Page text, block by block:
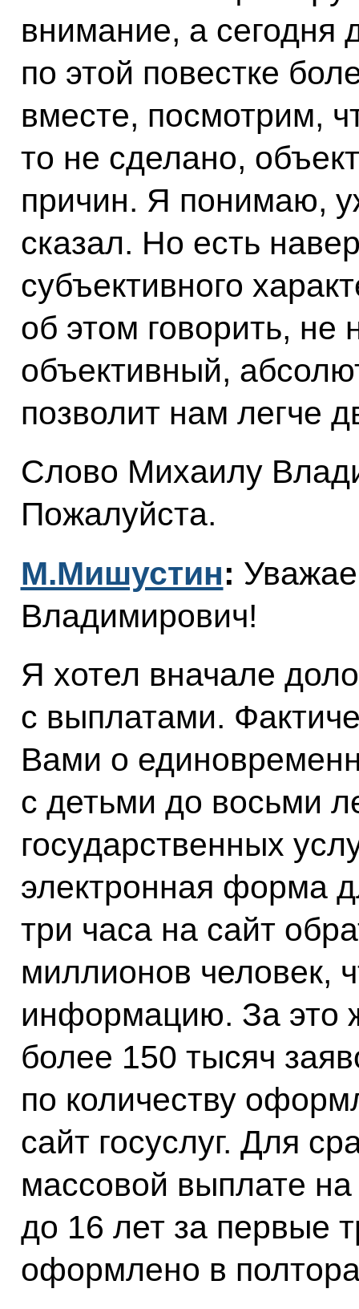
внимание, а сегодня
по этой повестке
вместе, посмотрим,
то не сделано,
причин. Я понимаю,
сказал. Но есть
субъективного
об этом говорить, не
объективный,
позволит нам легче
Слово Михаилу
Пожалуйста.
М.Мишустин:
Владимирович!
Я хотел вначале
с выплатами.
Вами о
с детьми до восьми
государственных
электронная форма
три часа на сайт
миллионов человек,
информацию. За это
более 150 тысяч
по количеству
сайт госуслуг. Для
массовой выплате на
до 16 лет за первые
оформлено в